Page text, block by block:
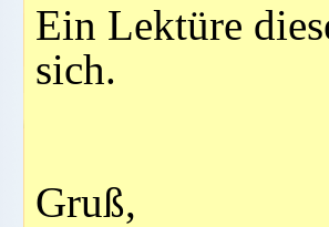
Ein Lektüre
sich.
Gruß,